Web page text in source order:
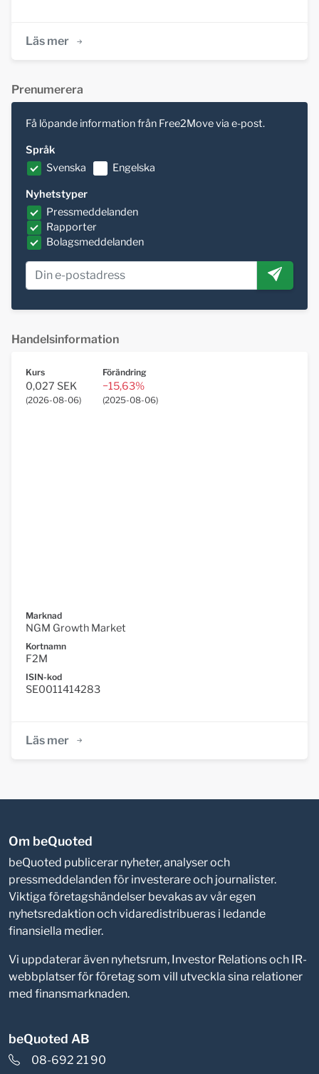
Läs mer
Prenumerera
Få löpande information från Free2Move via e-post.
Språk
Svenska
Engelska
Nyhetstyper
Pressmeddelanden
Rapporter
Bolagsmeddelanden
Handelsinformation
Kurs
0,027 SEK
(2026-08-06)
Förändring
−15,63%
(2025-08-06)
Marknad
NGM Growth Market
Kortnamn
F2M
ISIN-kod
SE0011414283
Läs mer
Om beQuoted
beQuoted publicerar nyheter, analyser och
pressmeddelanden för investerare och journalister.
Viktiga företagshändelser bevakas av vår egen
nyhetsredaktion och vidaredistribueras i ledande
finansiella medier.
Vi uppdaterar även nyhetsrum, Investor Relations och IR-
webbplatser för företag som vill utveckla sina relationer
med finansmarknaden.
beQuoted AB
08-692 21 90